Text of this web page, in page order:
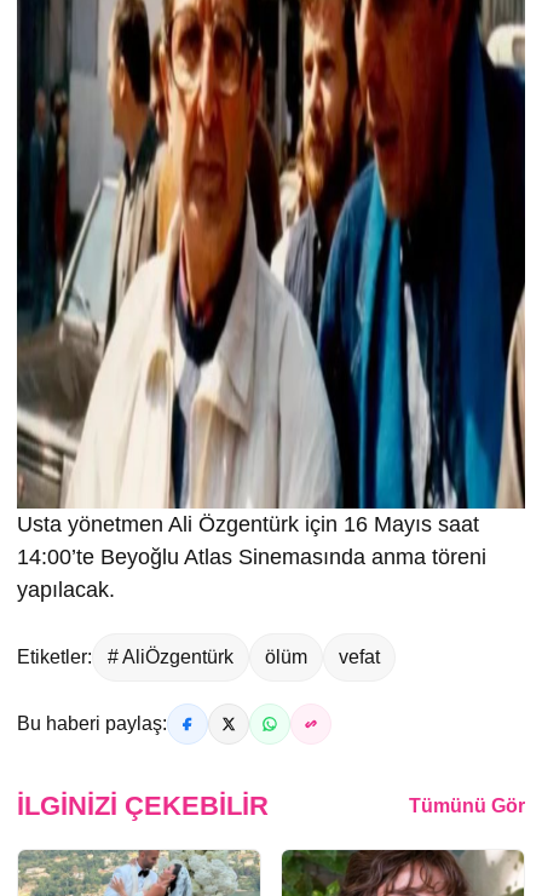
Usta yönetmen Ali Özgentürk için 16 Mayıs saat
14:00’te Beyoğlu Atlas Sinemasında anma töreni
yapılacak.
Etiketler: # AliÖzgentürk ölüm vefat
Bu haberi paylaş:
İLGINIZI ÇEKEBILIR Tümünü Gör